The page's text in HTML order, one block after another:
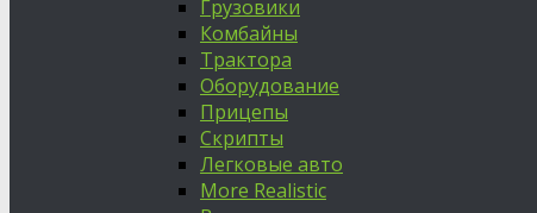
Грузовики
Комбайны
Трактора
Оборудование
Прицепы
Скрипты
Легковые авто
More Realistic